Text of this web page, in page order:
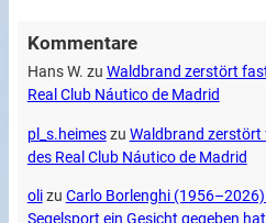
Kommentare
Hans W. zu Waldbrand zerstört
Real Club Náutico de Madrid
pl_s.heimeszu Waldbrand
des Real Club Náutico de Madrid
olizu Carlo Borlenghi
Segelsport ein Gesicht gegeben hat